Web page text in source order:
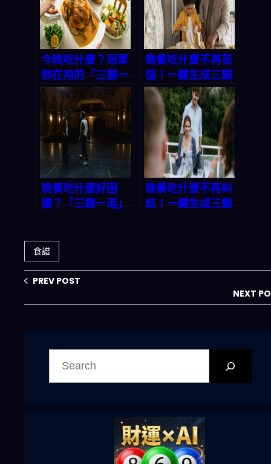
今晚吃什麼？冠軍
都在用的「三餸一
湯」秘笈，讓你每
天輕鬆上菜！
晚餐吃什麼不再苦
惱！一鍵生成三餸
一湯，讓你天天輕
鬆上菜
晚餐吃什麼好困
擾？「三餸一湯」
晚餐吃什麼不再糾
結！一鍵生成三餸
食譜
PREV POST
NEXT